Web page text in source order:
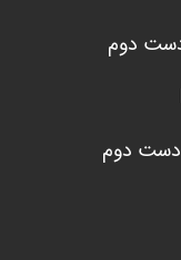
دست دوم
دست دوم